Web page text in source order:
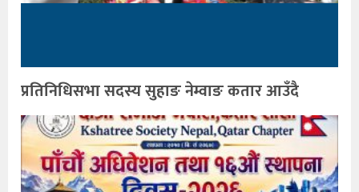
प्रतिनिधिसभा सदस्य सुहाङ नेम्वाङ कतार आउँदै